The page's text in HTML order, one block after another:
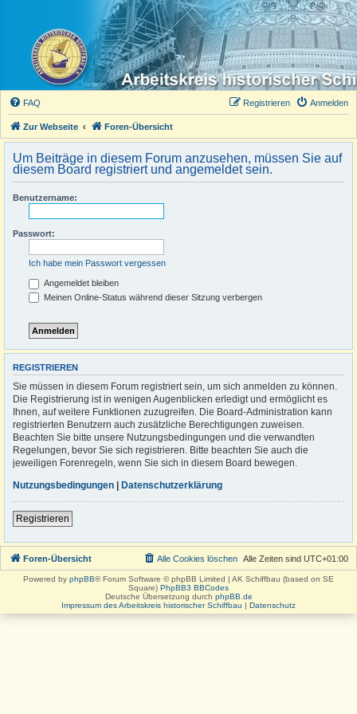
FAQ Anmelden
Registrieren
Zur Webseite Foren-Übersicht
Um Beiträge in diesem Forum anzusehen, müssen Sie auf
diesem Board registriert und angemeldet sein.
Benutzername:
Passwort:
Ich habe mein Passwort vergessen
Angemeldet bleiben
Meinen Online-Status während dieser Sitzung verbergen
REGISTRIEREN
Sie müssen in diesem Forum registriert sein, um sich anmelden zu können.
Die Registrierung ist in wenigen Augenblicken erledigt und ermöglicht es
Ihnen, auf weitere Funktionen zuzugreifen. Die Board-Administration kann
registrierten Benutzern auch zusätzliche Berechtigungen zuweisen.
Beachten Sie bitte unsere Nutzungsbedingungen und die verwandten
Regelungen, bevor Sie sich registrieren. Bitte beachten Sie auch die
jeweiligen Forenregeln, wenn Sie sich in diesem Board bewegen.
Nutzungsbedingungen | Datenschutzerklärung
Registrieren
Foren-Übersicht Alle Zeiten sind UTC+01:00
Alle Cookies löschen
Powered by phpBB® Forum Software © phpBB Limited | AK Schiffbau (based on SE
Square) PhpBB3 BBCodes
Deutsche Übersetzung durch phpBB.de
Impressum des Arbeitskreis historischer Schiffbau | Datenschutz